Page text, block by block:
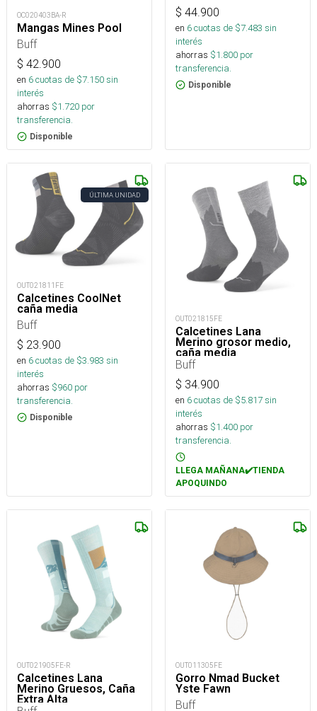
OC020403BA-R
Mangas Mines Pool
Buff
$ 42.900
en 6cuotas de $7.150sin
interés
ahorras $1.720 por
transferencia.
Disponible
$ 44.900
en 6cuotas de $7.483 sin
interés
ahorras $1.800 por
transferencia.
Disponible
ÚLTIMA UNIDAD
OUT021811FE
Calcetines CoolNet
caña media
Buff
$ 23.900
en 6cuotas de $3.983 sin
interés
ahorras $960 por
transferencia.
Disponible
OUT021815FE
Calcetines Lana
Merino grosor medio,
caña media
Buff
$ 34.900
en 6cuotas de $5.817sin
interés
ahorras $1.400 por
transferencia.
LLEGA MAÑANA✔️TIENDA
APOQUINDO
OUT021905FE-R
Calcetines Lana
Merino Gruesos, Caña
Extra Alta
OUT011305FE
Gorro Nmad Bucket
Yste Fawn
Buff